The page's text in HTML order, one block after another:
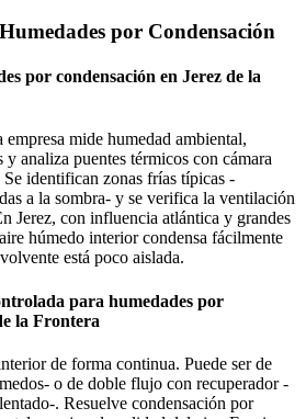
por Condensación
por condensación en Jerez de la
mide humedad ambiental,
y analiza puentes térmicos con cámara
identifican zonas frías típicas -
a la sombra- y se verifica la ventilación
Jerez, con influencia atlántica y grandes
húmedo interior condensa fácilmente
está poco aislada.
para humedades por
la Frontera
de forma continua. Puede ser de
o de doble flujo con recuperador -
. Resuelve condensación por